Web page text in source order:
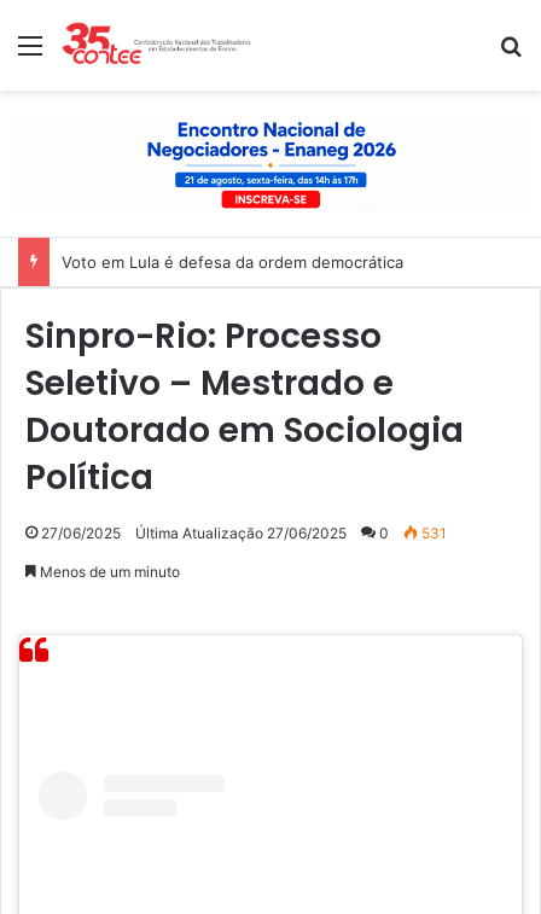
Menu
Voto em Lula é defesa da ordem democrática
Sinpro-Rio: Processo
Seletivo – Mestrado e
Doutorado em Sociologia
Política
27/06/2025 Última Atualização 27/06/2025 0 531
Menos de um minuto